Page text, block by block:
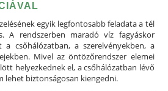
egyik legfontosabb feladata a tél
A rendszerben maradó víz fagyáskor
csőhálózatban, a szerelvényekben, a
Mivel az öntözőrendszer elemei
helyezkednek el, a csőhálózatban lévő
lehet biztonságosan kiengedni.